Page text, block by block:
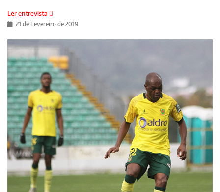
Ler entrevista
21 de Fevereiro de 2019